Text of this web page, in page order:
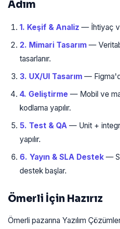
Adım
1. Keşif & Analiz — İhtiyaç
2. Mimari Tasarım —
tasarlanır.
3. UX/UI Tasarım —
4. Geliştirme — Mobil ve
kodlama yapılır.
5. Test & QA — Unit +
yapılır.
6. Yayın & SLA Destek —
destek başlar.
Ömerli İçin Hazırız
Ömerli pazarına Yazılım